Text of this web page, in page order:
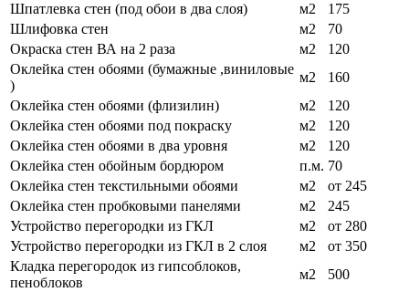
Шпатлевка стен (под обои в два слоя)
м2
175
Шлифовка стен
м2
70
Окраска стен ВА на 2 раза
м2
120
Оклейка стен обоями (бумажные ,виниловые
)
м2
160
Оклейка стен обоями (флизилин)
м2
120
Оклейка стен обоями под покраску
м2
120
Оклейка стен обоями в два уровня
м2
120
Оклейка стен обойным бордюром
п.м. 70
Оклейка стен текстильными обоями
м2
от 245
Оклейка стен пробковыми панелями
м2
245
Устройство перегородки из ГКЛ
м2
от 280
Устройство перегородки из ГКЛ в 2 слоя
м2
от 350
Кладка перегородок из гипсоблоков,
пеноблоков
м2
500